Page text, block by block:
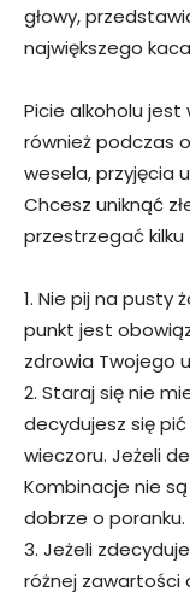
głowy,
największego
Picie alkoholu jest
również podczas
wesela, przyjęcia
Chcesz uniknąć
przestrzegać
1. Nie pij na pusty
punkt jest
zdrowia Twojego
2. Staraj się nie
decydujesz się
wieczoru. Jeżeli
Kombinacje nie
dobrze o poranku.
3. Jeżeli
różnej zawartości